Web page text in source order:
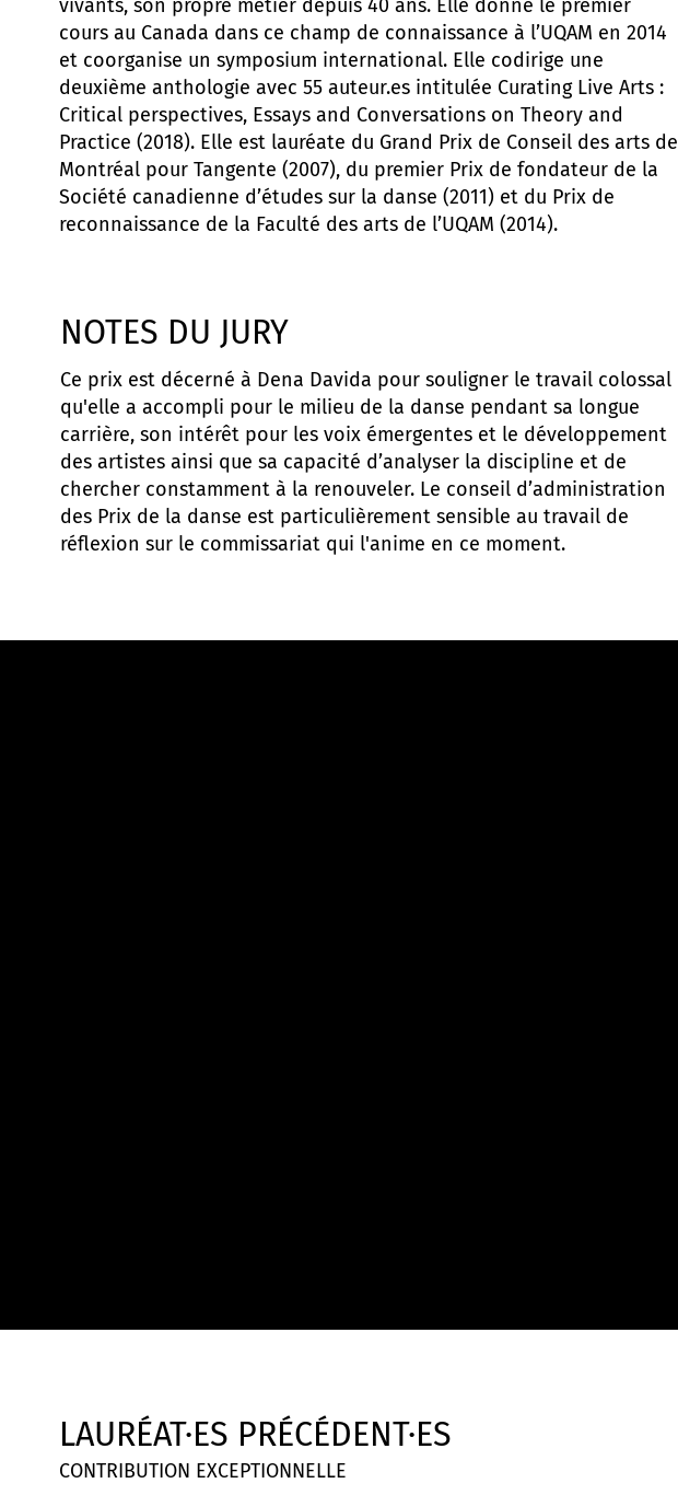
vivants, son propre métier depuis 40 ans. Elle donne le premier
cours au Canada dans ce champ de connaissance à l’UQAM en 2014
et coorganise un symposium international. Elle codirige une
deuxième anthologie avec 55 auteur.es intitulée Curating Live Arts :
Critical perspectives, Essays and Conversations on Theory and
Practice (2018). Elle est lauréate du Grand Prix de Conseil des arts de
Montréal pour Tangente (2007), du premier Prix de fondateur de la
Société canadienne d’études sur la danse (2011) et du Prix de
reconnaissance de la Faculté des arts de l’UQAM (2014).
NOTES DU JURY
Ce prix est décerné à Dena Davida pour souligner le travail colossal
qu'elle a accompli pour le milieu de la danse pendant sa longue
carrière, son intérêt pour les voix émergentes et le développement
des artistes ainsi que sa capacité d’analyser la discipline et de
chercher constamment à la renouveler. Le conseil d’administration
des Prix de la danse est particulièrement sensible au travail de
réflexion sur le commissariat qui l'anime en ce moment.
LAURÉAT·ES PRÉCÉDENT·ES
CONTRIBUTION EXCEPTIONNELLE